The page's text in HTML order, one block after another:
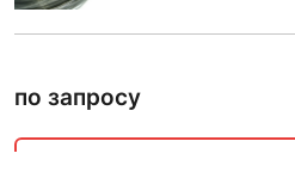
по запросу